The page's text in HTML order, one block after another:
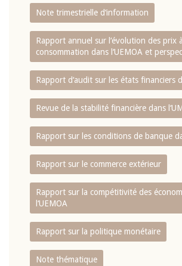
Note trimestrielle d‘information
Rapport annuel sur l‘évolution des prix
consommation dans l‘UEMOA et
Rapport d‘audit sur les états financiers
Revue de la stabilité financière dans
Rapport sur les conditions de banque
Rapport sur le commerce extérieur
Rapport sur la compétitivité des
l‘UEMOA
Rapport sur la politique monétaire
Note thématique